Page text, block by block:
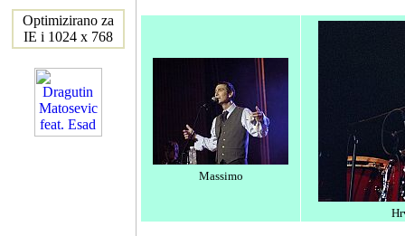
Optimizirano za
IE i 1024 x 768
Massimo